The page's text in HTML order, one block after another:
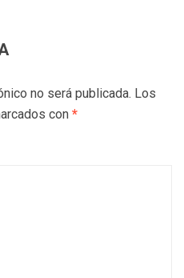
no será publicada. Los
con *